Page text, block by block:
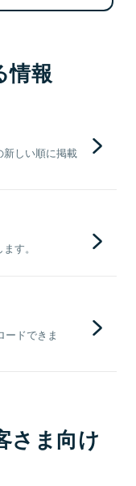
情報
しい順に掲載
す。
ードできま
さま向け